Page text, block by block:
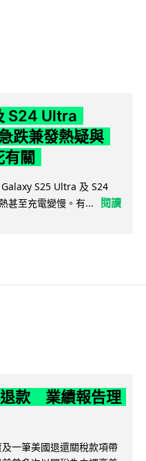
S24 Ultra
跌兼發熱疑與
關
S25 Ultra 及 S24
甚至充電變慢。有...
閱讀
退款 業績報告理
一筆美國退還關稅款項帶